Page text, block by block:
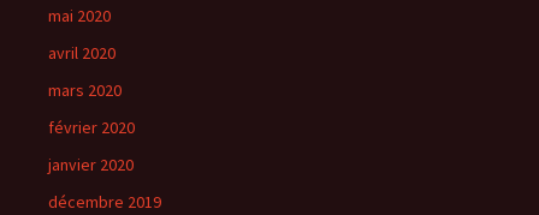
mai 2020
avril 2020
mars 2020
février 2020
janvier 2020
décembre 2019